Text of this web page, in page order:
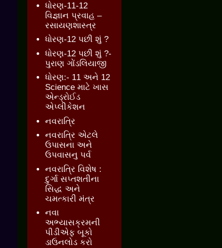
ધોરણ-11-12
વિજ્ઞાન પ્રવાહ –
રસાયણશાસ્ત્ર
ધોરણ-12 પછી શું ?
ધોરણ-12 પછી શું ?-
પુરાણ ગોંડલિયાજી
ધોરણ:- 11 અને 12
Science માટે ખાસ
એન્ડ્રોઈડ
એપ્લીકેશન
નવરાત્રિ
નવરાત્રિ એટલે
ઉપાસના અને
ઉપવાસનુ પર્વ
નવરાત્રિ વિશેષ :
દુર્ગા સપ્તશતીના
સિદ્ધ અને
ચમત્કારી મંત્ર
નવા
અભ્યાસક્રમની
પીડીએફ બૂકો
ડાઉનલોડ કરો